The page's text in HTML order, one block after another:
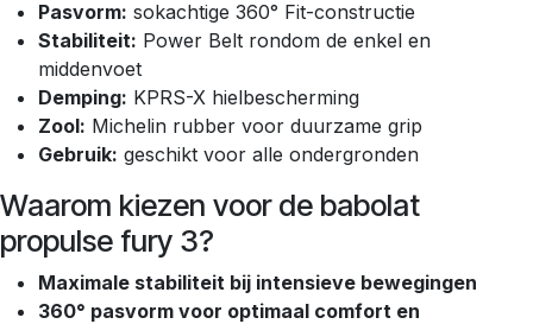
Pasvorm: sokachtige 360° Fit-constructie
Stabiliteit: Power Belt rondom de enkel en
middenvoet
Demping: KPRS-X hielbescherming
Zool: Michelin rubber voor duurzame grip
Gebruik: geschikt voor alle ondergronden
Waarom kiezen voor de babolat
propulse fury 3?
Maximale stabiliteit bij intensieve bewegingen
360° pasvorm voor optimaal comfort en